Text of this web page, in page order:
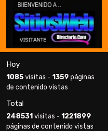
Hoy
1085visitas -1359 páginas
de contenido vistas
Total
248531 visitas -1221899
páginas de contenido vistas